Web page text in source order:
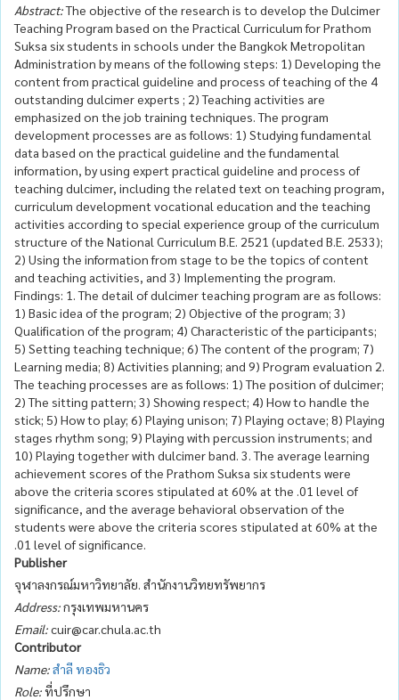
Abstract:The objective of the research is to develop the Dulcimer
Teaching Program based on the Practical Curriculum for Prathom
Suksa six students in schools under the Bangkok Metropolitan
Administration by means of the following steps: 1) Developing the
content from practical guideline and process of teaching of the 4
outstanding dulcimer experts ; 2) Teaching activities are
emphasized on the job training techniques. The program
development processes are as follows: 1) Studying fundamental
data based on the practical guideline and the fundamental
information, by using expert practical guideline and process of
teaching dulcimer, including the related text on teaching program,
curriculum development vocational education and the teaching
activities according to special experience group of the curriculum
structure of the National Curriculum B.E. 2521 (updated B.E. 2533);
2) Using the information from stage to be the topics of content
and teaching activities, and 3) Implementing the program.
Findings: 1. The detail of dulcimer teaching program are as follows:
1) Basic idea of the program; 2) Objective of the program; 3)
Qualification of the program; 4) Characteristic of the participants;
5) Setting teaching technique; 6) The content of the program; 7)
Learning media; 8) Activities planning; and 9) Program evaluation 2.
The teaching processes are as follows: 1) The position of dulcimer;
2) The sitting pattern; 3) Showing respect; 4) How to handle the
stick; 5) How to play; 6) Playing unison; 7) Playing octave; 8) Playing
stages rhythm song; 9) Playing with percussion instruments; and
10) Playing together with dulcimer band. 3. The average learning
achievement scores of the Prathom Suksa six students were
above the criteria scores stipulated at 60% at the .01 level of
significance, and the average behavioral observation of the
students were above the criteria scores stipulated at 60% at the
.01 level of significance.
Publisher
จุฬาลงกรณ์มหาวิทยาลัย. สำนักงานวิทยทรัพยากร
Address:กรุงเทพมหานคร
Email:cuir@car.chula.ac.th
Contributor
Name:สำลี ทองธิว
Role:ที่ปรึกษา